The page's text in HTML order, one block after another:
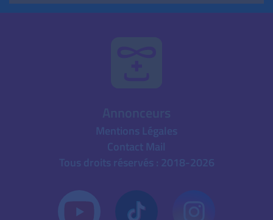
Mentions Légales
Contact Mail
Tous droits réservés : 2018-2026